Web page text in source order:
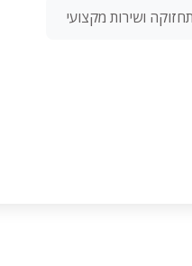
תחזוקה ושירות מקצועי